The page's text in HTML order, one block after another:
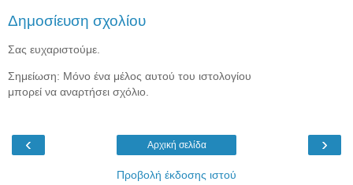
Δημοσίευση σχολίου
Σας ευχαριστούμε.
Σημείωση: Μόνο ένα μέλος αυτού του ιστολογίου
μπορεί να αναρτήσει σχόλιο.
‹ ›
Αρχική σελίδα
Προβολή έκδοσης ιστού